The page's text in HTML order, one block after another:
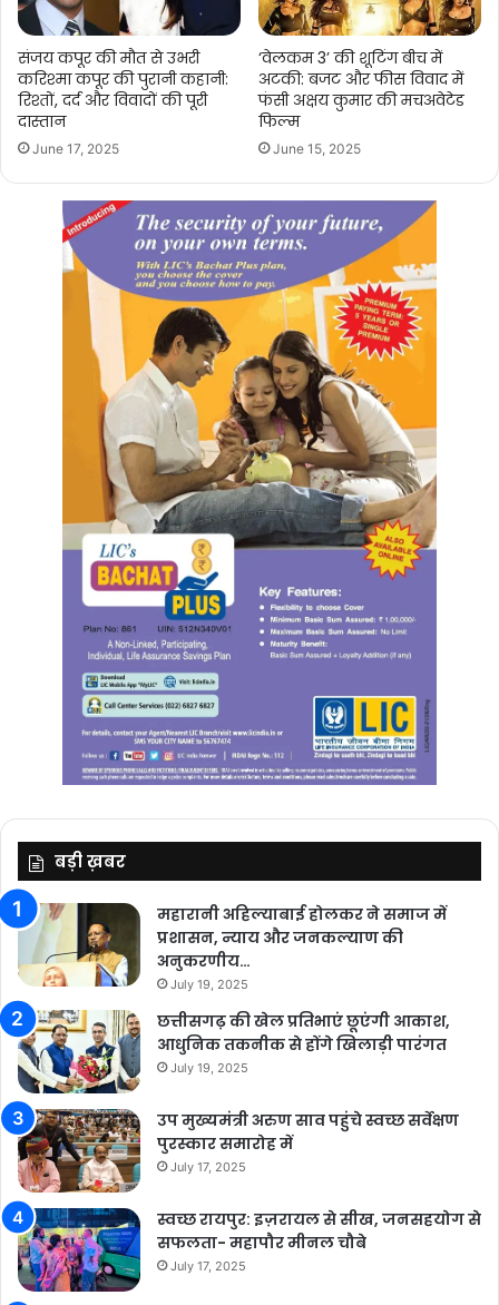
संजय कपूर की मौत से उभरी
करिश्मा कपूर की पुरानी कहानी:
रिश्तों, दर्द और विवादों की पूरी
दास्तान
June 17, 2025
‘वेलकम 3’ की शूटिंग बीच में
अटकी: बजट और फीस विवाद में
फंसी अक्षय कुमार की मचअवेटेड
फिल्म
June 15, 2025
बड़ी ख़बर
महारानी अहिल्याबाई होलकर ने समाज में
प्रशासन, न्याय और जनकल्याण की
अनुकरणीय…
July 19, 2025
छत्तीसगढ़ की खेल प्रतिभाएं छूएंगी आकाश,
आधुनिक तकनीक से होंगे खिलाड़ी पारंगत
July 19, 2025
उप मुख्यमंत्री अरुण साव पहुंचे स्वच्छ सर्वेक्षण
पुरस्कार समारोह में
July 17, 2025
स्वच्छ रायपुर: इज़रायल से सीख, जनसहयोग से
सफलता- महापौर मीनल चौबे
July 17, 2025